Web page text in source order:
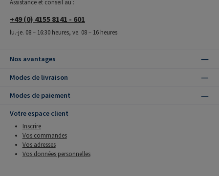
Assistance et conseil au :
+49 (0) 4155 8141 - 601
lu.-je. 08 – 16:30 heures, ve. 08 – 16 heures
Nos avantages
Modes de livraison
Modes de paiement
Votre espace client
Inscrire
Vos commandes
Vos adresses
Vos données personnelles